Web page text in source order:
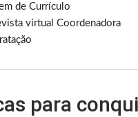
de Currículo
virtual Coordenadora
para